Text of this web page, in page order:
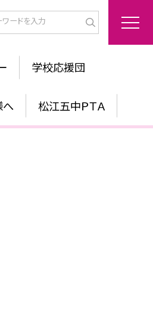
学校応援団
へ 松江五中ＰＴＡ